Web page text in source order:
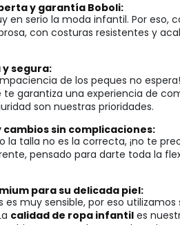
y garantía Boboli:
en serio la moda infantil. Por eso,
con costuras resistentes y
y segura:
de los peques no
garantiza una experiencia de
son nuestras prioridades.
cambios sin complicaciones:
la talla no es la correcta, ¡no te
pensado para darte toda la
para su delicada piel:
es muy sensible, por eso
calidad de ropa infantil es